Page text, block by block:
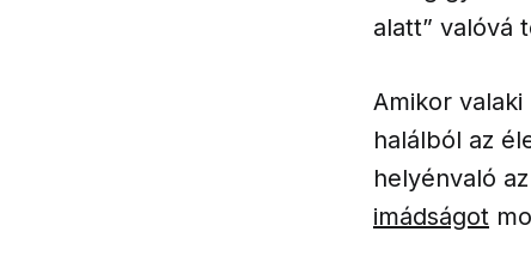
alatt” valóvá
Amikor
halálból az
helyénvaló
imádságot